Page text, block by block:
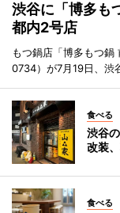
渋谷に「博多も
都内2号店
もつ鍋店「博多もつ
0734）が7月19日、渋
食べる
渋谷
改装
食べる